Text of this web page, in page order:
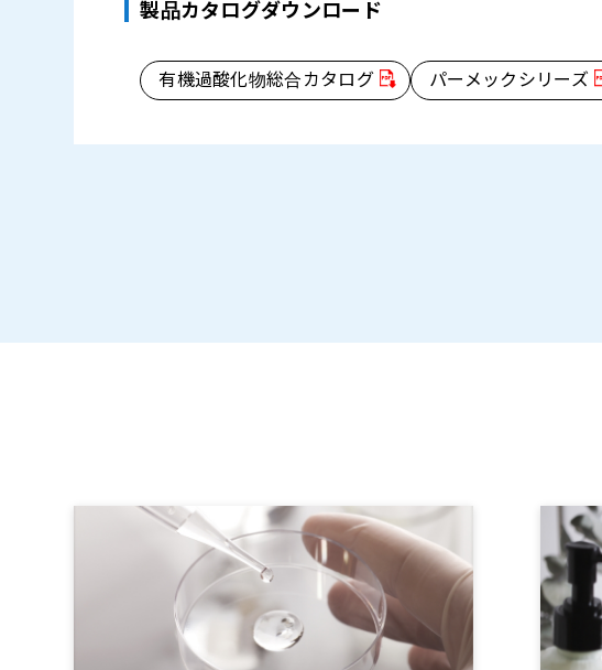
製品カタログダウンロード
有機過酸化物総合カタログ パーメックシリーズ